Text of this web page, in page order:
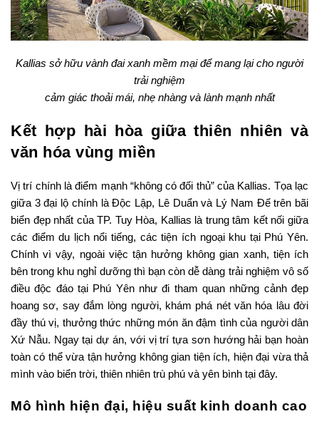
Kallias sở hữu vành đai xanh mềm mại để mang lại cho người
trải nghiệm
cảm giác thoải mái, nhẹ nhàng và lành mạnh nhất
Kết hợp hài hòa giữa thiên nhiên và
văn hóa vùng miền
Vị trí chính là điểm mạnh “không có đối thủ” của Kallias. Tọa lạc
giữa 3 đại lộ chính là Độc Lập, Lê Duẩn và Lý Nam Đế trên bãi
biển đẹp nhất của TP. Tuy Hòa, Kallias là trung tâm kết nối giữa
các điểm du lịch nổi tiếng, các tiện ích ngoại khu tại Phú Yên.
Chính vì vậy, ngoài việc tận hưởng không gian xanh, tiện ích
bên trong khu nghỉ dưỡng thì bạn còn dễ dàng trải nghiệm vô số
điều độc đáo tại Phú Yên như đi tham quan những cảnh đẹp
hoang sơ, say đắm lòng người, khám phá nét văn hóa lâu đời
đầy thú vị, thưởng thức những món ăn đậm tình của người dân
Xứ Nẫu. Ngay tại dự án, với vị trí tựa sơn hướng hải bạn hoàn
toàn có thể vừa tận hưởng không gian tiện ích, hiện đại vừa thả
mình vào biển trời, thiên nhiên trù phú và yên bình tại đây.
Mô hình hiện đại, hiệu suất kinh doanh cao